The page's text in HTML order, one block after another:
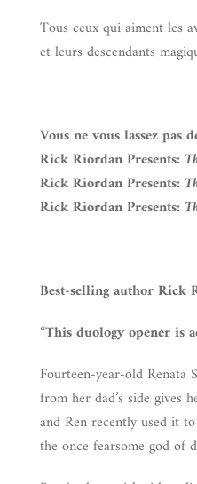
Tous ceux qui aiment les
et leurs descendants
Vous ne vous lassez
Rick Riordan Presents:
Rick Riordan Presents:
Rick Riordan Presents:
Best-selling author Rick
“This duology opener is
Fourteen-year-old
from her dad’s side gives
and Ren recently used it
the once fearsome god of